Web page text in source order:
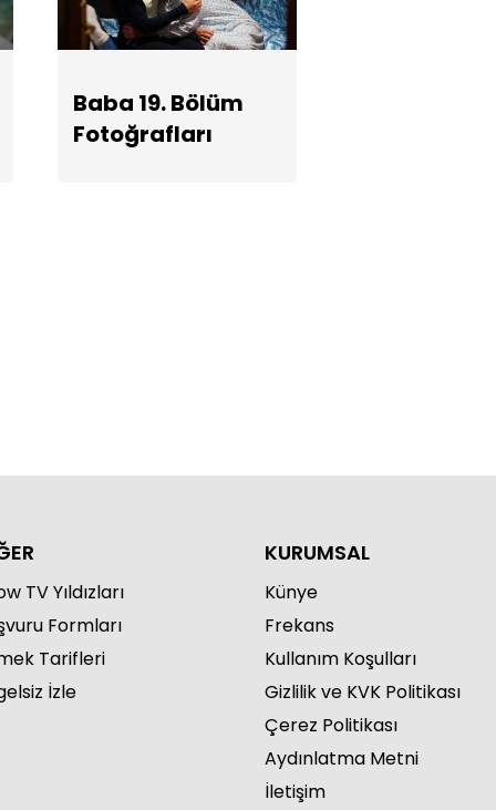
Baba 19. Bölüm
Fotoğrafları
TV Yıldızları
Formları
Tarifleri
İzle
KURUMSAL
Künye
Frekans
Kullanım Koşulları
Gizlilik ve KVK Politikası
Çerez Politikası
Aydınlatma Metni
İletişim